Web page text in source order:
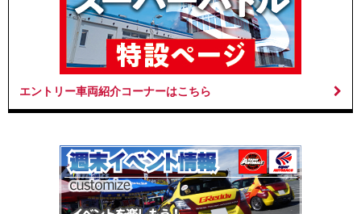
エントリー車両紹介コーナーはこちら